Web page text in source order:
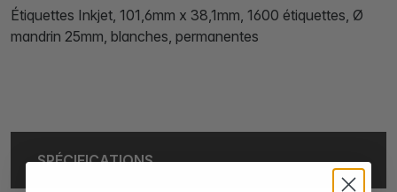
Étiquettes Inkjet, 101,6mm x 38,1mm, 1600 étiquettes, Ø
mandrin 25mm, blanches, permanentes
SPÉCIFICATIONS